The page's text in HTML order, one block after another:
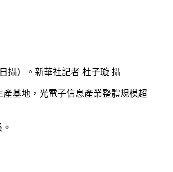
攝）。新華社記者 杜子璇 攝
基地，光電子信息產業整體規模超